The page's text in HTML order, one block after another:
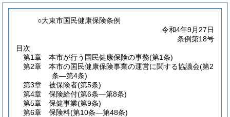
○大東市国民健康保険条例
令和4年9月27日
条例第18号
目次
第1章
本市が行う国民健康保険の事務(第1条)
第2章
本市の国民健康保険事業の運営に関する協議会(第2
条―第4条)
第3章
被保険者(第5条)
第4章
保険給付(第6条―第8条)
第5章
保健事業(第9条)
第6章
保険料(第10条―第48条)